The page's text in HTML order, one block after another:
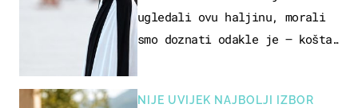
ugledali ovu haljinu, morali
smo doznati odakle je – košta
NIJE UVIJEK NAJBOLJI IZBOR